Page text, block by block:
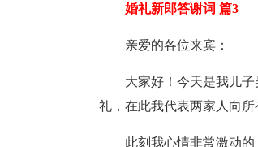
婚礼新郎答谢词 篇3
亲爱的各位来宾：
大家好！今天是我儿
礼，在此我代表两家人向所
此刻我心情非常激动